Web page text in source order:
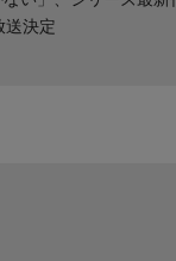
送決定